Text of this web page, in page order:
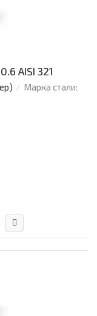
AISI 321
Марка стали: